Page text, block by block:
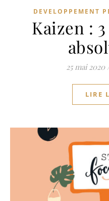
DEVELOPPEMENT
Kaizen :
25 mai 2020
LIRE